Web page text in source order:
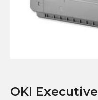
OKI Executive